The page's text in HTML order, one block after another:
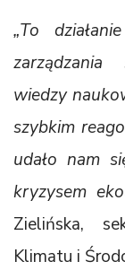
„To
wiedzy
szybkim
udało nam
kryzysem
Zielińska,
Klimatu i